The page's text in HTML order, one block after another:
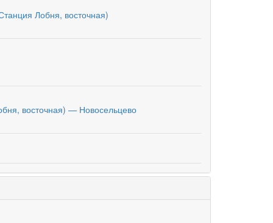
Лобня, восточная)
восточная) — Новосельцево